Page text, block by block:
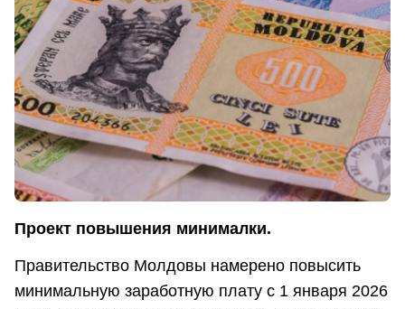
Проект повышения минималки.
Правительство Молдовы намерено повысить
минимальную заработную плату с 1 января 2026